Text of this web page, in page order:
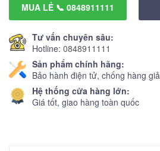
MUA LẺ 📞 0848911111
Tư vấn chuyên sâu:
Hotline: 0848911111
Sản phẩm chính hãng:
Bảo hành điện tử, chống hàng giả
Hệ thống cửa hàng lớn:
Giá tốt, giao hàng toàn quốc